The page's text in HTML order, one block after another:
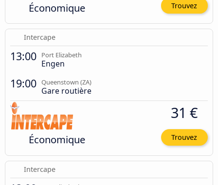
Économique Trouvez
Intercape
13:00 Port Elizabeth
Engen
19:00 Queenstown (ZA)
Gare routière
Économique
31 €
Trouvez
Intercape